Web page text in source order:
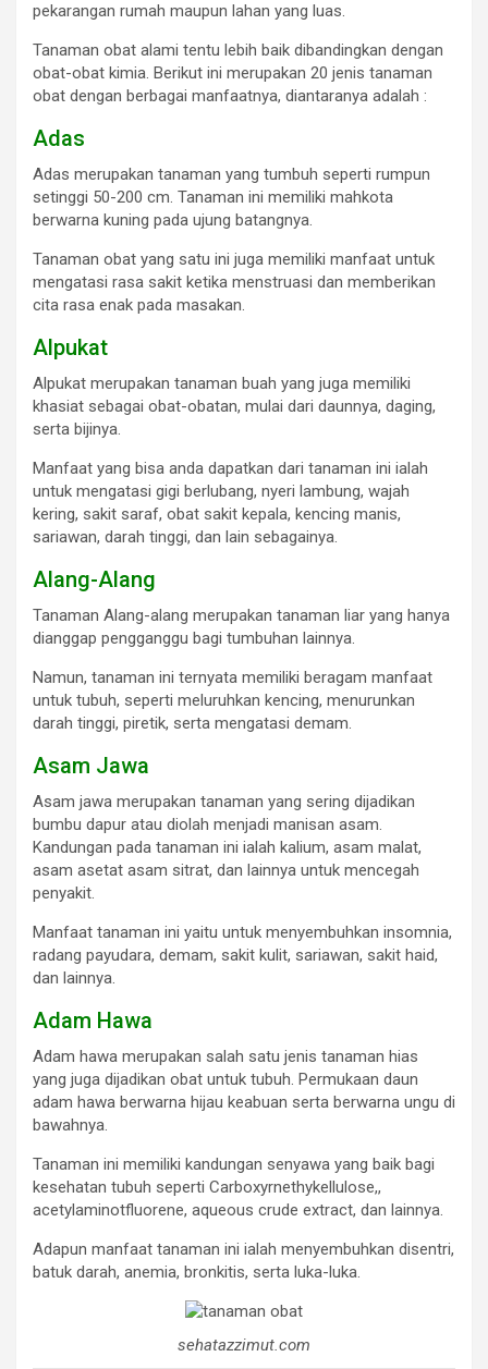
pekarangan rumah maupun lahan yang luas.
Tanaman obat alami tentu lebih baik dibandingkan dengan
obat-obat kimia. Berikut ini merupakan 20 jenis tanaman
obat dengan berbagai manfaatnya, diantaranya adalah :
Adas
Adas merupakan tanaman yang tumbuh seperti rumpun
setinggi 50-200 cm. Tanaman ini memiliki mahkota
berwarna kuning pada ujung batangnya.
Tanaman obat yang satu ini juga memiliki manfaat untuk
mengatasi rasa sakit ketika menstruasi dan memberikan
cita rasa enak pada masakan.
Alpukat
Alpukat merupakan tanaman buah yang juga memiliki
khasiat sebagai obat-obatan, mulai dari daunnya, daging,
serta bijinya.
Manfaat yang bisa anda dapatkan dari tanaman ini ialah
untuk mengatasi gigi berlubang, nyeri lambung, wajah
kering, sakit saraf, obat sakit kepala, kencing manis,
sariawan, darah tinggi, dan lain sebagainya.
Alang-Alang
Tanaman Alang-alang merupakan tanaman liar yang hanya
dianggap pengganggu bagi tumbuhan lainnya.
Namun, tanaman ini ternyata memiliki beragam manfaat
untuk tubuh, seperti meluruhkan kencing, menurunkan
darah tinggi, piretik, serta mengatasi demam.
Asam Jawa
Asam jawa merupakan tanaman yang sering dijadikan
bumbu dapur atau diolah menjadi manisan asam.
Kandungan pada tanaman ini ialah kalium, asam malat,
asam asetat asam sitrat, dan lainnya untuk mencegah
penyakit.
Manfaat tanaman ini yaitu untuk menyembuhkan insomnia,
radang payudara, demam, sakit kulit, sariawan, sakit haid,
dan lainnya.
Adam Hawa
Adam hawa merupakan salah satu jenis tanaman hias
yang juga dijadikan obat untuk tubuh. Permukaan daun
adam hawa berwarna hijau keabuan serta berwarna ungu di
bawahnya.
Tanaman ini memiliki kandungan senyawa yang baik bagi
kesehatan tubuh seperti Carboxyrnethykellulose,,
acetylaminotfluorene, aqueous crude extract, dan lainnya.
Adapun manfaat tanaman ini ialah menyembuhkan disentri,
batuk darah, anemia, bronkitis, serta luka-luka.
sehatazzimut.com